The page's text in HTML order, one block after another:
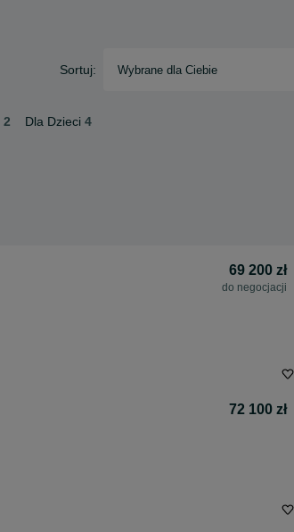
Sortuj: Wybrane dla Ciebie
2 Dla Dzieci 4
69 200 zł
do negocjacji
72 100 zł